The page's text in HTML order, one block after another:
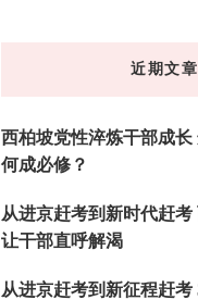
近期文章
西柏坡党性淬炼干部成
何成必修？
从进京赶考到新时代赶
让干部直呼解渴
从进京赶考到新征程赶考